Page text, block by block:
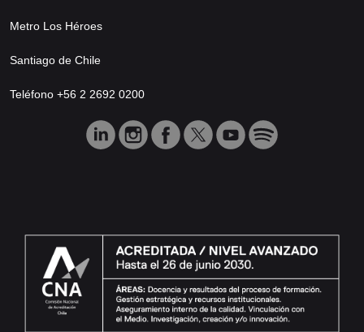
Metro Los Héroes
Santiago de Chile
Teléfono +56 2 2692 0200